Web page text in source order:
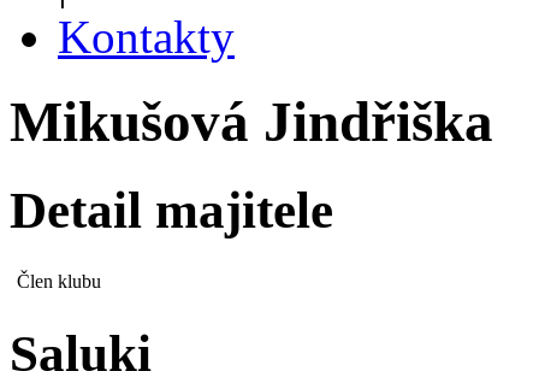
Kontakty
Mikušová Jindřiška
Detail majitele
Člen klubu
Saluki